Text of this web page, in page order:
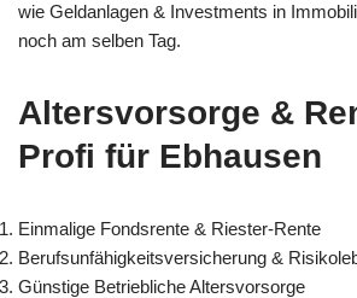
wie Geldanlagen & Investments in
noch am selben Tag.
Altersvorsorge &
Profi für Ebhausen
Einmalige Fondsrente & Riester-Rente
Berufsunfähigkeitsversicherung &
Günstige Betriebliche Altersvorsorge